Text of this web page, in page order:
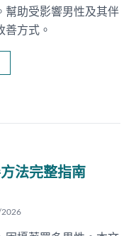
幫助受影響男性及其伴
善方式。
法完整指南